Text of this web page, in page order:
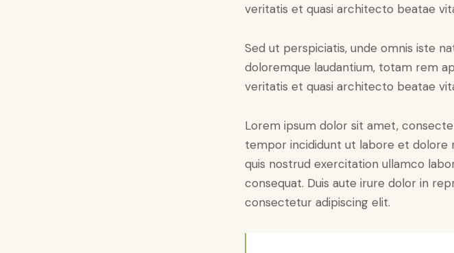
veritatis et quasi architecto beatae
Sed ut perspiciatis, unde omnis iste
doloremque laudantium, totam rem
veritatis et quasi architecto beatae
Lorem ipsum dolor sit amet,
tempor incididunt ut labore et dolore
quis nostrud exercitation ullamco
consequat. Duis aute irure dolor in
consectetur adipiscing elit.